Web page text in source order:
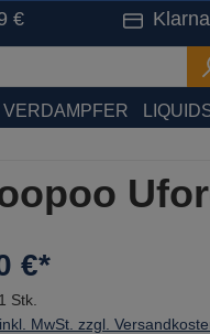
€
VERDAMPFER
€*
1 Stk.
MwSt. zzgl.